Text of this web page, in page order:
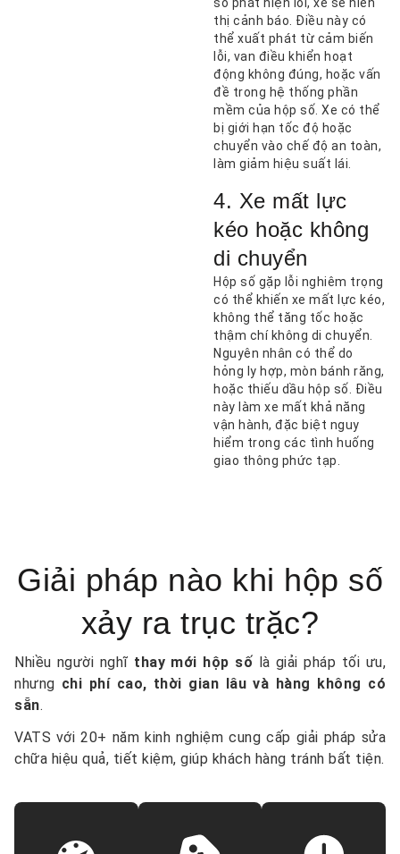
thị cảnh báo. Điều này có
thể xuất phát từ cảm biến
lỗi, van điều khiển hoạt
động không đúng, hoặc vấn
đề trong hệ thống phần
mềm của hộp số. Xe có thể
bị giới hạn tốc độ hoặc
chuyển vào chế độ an toàn,
làm giảm hiệu suất lái.
4. Xe mất lực
kéo hoặc không
di chuyển
Hộp số gặp lỗi nghiêm trọng
có thể khiến xe mất lực kéo,
không thể tăng tốc hoặc
thậm chí không di chuyển.
Nguyên nhân có thể do
hỏng ly hợp, mòn bánh răng,
hoặc thiếu dầu hộp số. Điều
này làm xe mất khả năng
vận hành, đặc biệt nguy
hiểm trong các tình huống
giao thông phức tạp.
Giải pháp nào khi hộp số
xảy ra trục trặc?
Nhiều người nghĩ thay mới hộp số là giải pháp tối ưu,
nhưng chi phí cao, thời gian lâu và hàng không có
sẵn.
VATS với 20+ năm kinh nghiệm cung cấp giải pháp sửa
chữa hiệu quả, tiết kiệm, giúp khách hàng tránh bất tiện.